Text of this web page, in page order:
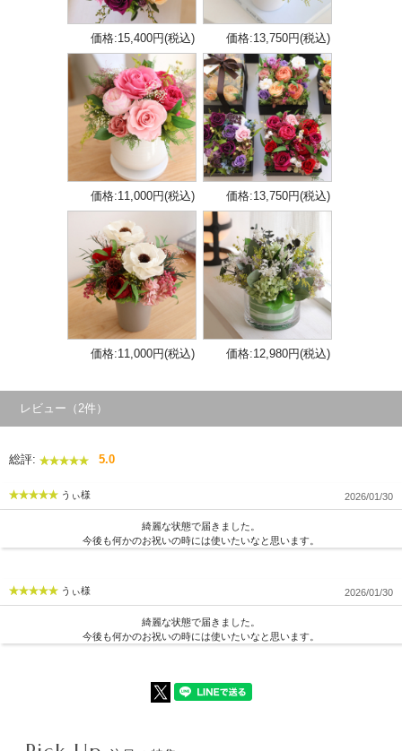
価格:15,400円(税込) 価格:13,750円(税込)
価格:11,000円(税込) 価格:13,750円(税込)
価格:11,000円(税込) 価格:12,980円(税込)
レビュー（2件）
総評: 5.0
うぃ様 2026/01/30
綺麗な状態で届きました。
今後も何かのお祝いの時には使いたいなと思います。
うぃ様 2026/01/30
綺麗な状態で届きました。
今後も何かのお祝いの時には使いたいなと思います。